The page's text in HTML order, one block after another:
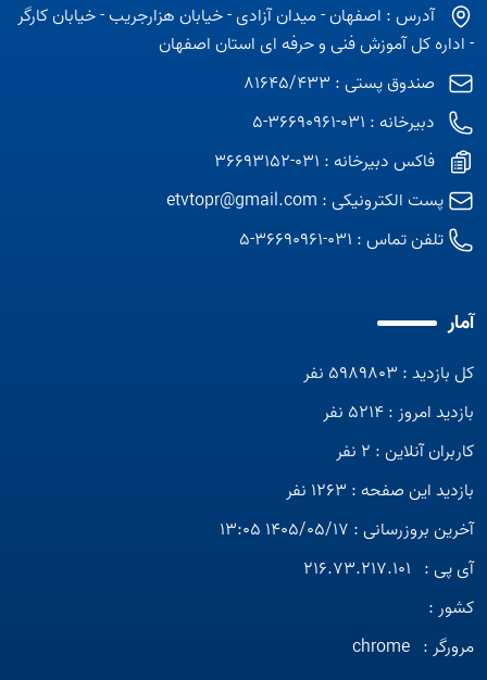
آدرس : اصفهان - میدان آزادی - خیابان هزارجریب - خیابان کارگر
- اداره کل آموزش فنی و حرفه ای استان اصفهان
صندوق پستی : 81645/433
دبیرخانه : 031-36690961-5
فاکس دبیرخانه : 031-36693152
پست الکترونیکی : etvtopr@gmail.com
تلفن تماس : 031-36690961-5
آمار
کل بازدید : 5989803 نفر
بازدید امروز : 5214 نفر
کاربران آنلاین : 2 نفر
بازدید این صفحه : 1263 نفر
آخرین بروزرسانی : 1405/05/17 13:05
آی پی : 216.73.217.101
کشور :
مرورگر : chrome